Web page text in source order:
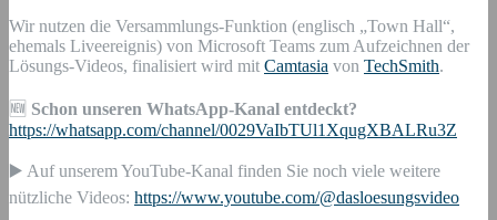
Wir nutzen die Versammlungs-Funktion (englisch „Town Hall“,
ehemals Liveereignis) von Microsoft Teams zum Aufzeichnen der
Lösungs-Videos, finalisiert wird mit Camtasia von TechSmith.
🆕 Schon unseren WhatsApp-Kanal entdeckt?
https://whatsapp.com/channel/0029VaIbTUl1XqugXBALRu3Z
▶️ Auf unserem YouTube-Kanal finden Sie noch viele weitere
nützliche Videos: https://www.youtube.com/@dasloesungsvideo